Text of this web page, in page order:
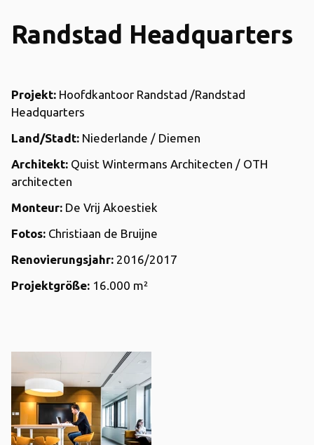
Randstad Headquarters
Projekt: Hoofdkantoor Randstad /Randstad
Headquarters
Land/Stadt: Niederlande / Diemen
Architekt: Quist Wintermans Architecten / OTH
architecten
Monteur: De Vrij Akoestiek
Fotos: Christiaan de Bruijne
Renovierungsjahr: 2016/2017
Projektgröße: 16.000 m²